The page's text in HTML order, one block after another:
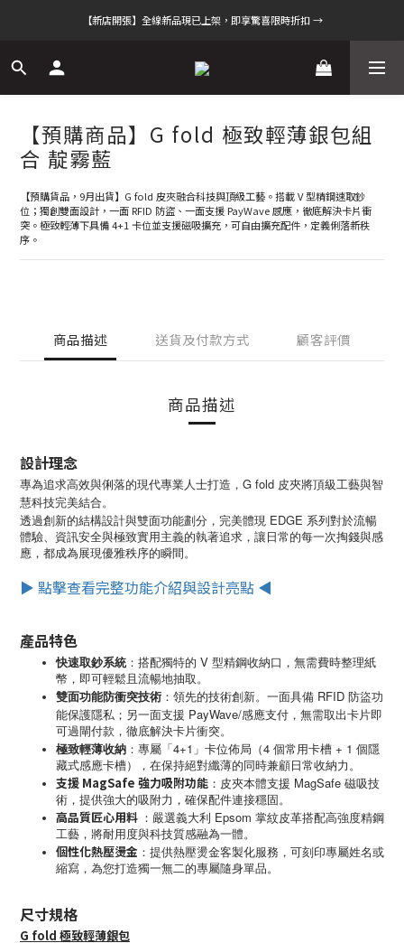
【新店開張】全線新品現已上架，即享驚喜限時折扣 →
【預購商品】G fold 極致輕薄銀包組
合 靛霧藍
【預購貨品，9月出貨】G fold 皮夾融合科技與頂級工藝。搭載 V 型精鋼速取鈔
位；獨創雙面設計，一面 RFID 防盜、一面支援 PayWave 感應，徹底解決卡片衝
突。極致輕薄下具備 4+1 卡位並支援磁吸擴充，可自由擴充配件，定義俐落新秩
序。
商品描述 送貨及付款方式 顧客評價
商品描述
設計理念
專為追求高效與俐落的現代專業人士打造，G fold 皮夾將頂級工藝與智
慧科技完美結合。
透過創新的結構設計與雙面功能劃分，完美體現 EDGE 系列對於流暢
體驗、資訊安全與極致實用主義的執著追求，讓日常的每一次掏錢與感
應，都成為展現優雅秩序的瞬間。
▶ 點擊查看完整功能介紹與設計亮點 ◀
產品特色
快速取鈔系統： 搭配獨特的 V 型精鋼收納口，無需費時整理紙
幣，即可輕鬆且流暢地抽取。
雙面功能防衝突技術 ： 領先的技術創新。一面具備 RFID 防盜功
能保護隱私；另一面支援 PayWave/感應支付，無需取出卡片即
可過閘付款，徹底解決卡片衝突。
極致輕薄收納 ： 專屬「 4+1 」卡位佈局（4 個常用卡槽 + 1 個隱
藏式感應卡槽），在保持絕對纖薄的同時兼顧日常收納力。
支援 MagSafe 強力吸附功能 ：皮夾本體支援 MagSafe 磁吸技
術，提供強大的吸附力，確保配件連接穩固。
高品質匠心用料 ： 嚴選義大利 Epsom 掌紋皮革搭配高強度精鋼
工藝，將耐用度與科技質感融為一體。
個性化熱壓燙金 ： 提供熱壓燙金客製化服務，可刻印專屬姓名或
縮寫，為您打造獨一無二的專屬隨身單品。
尺寸規格
G fold 極致輕薄銀包